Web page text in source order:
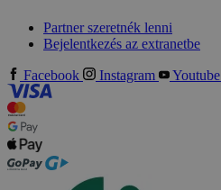
Partner szeretnék lenni
Bejelentkezés az extranetbe
Facebook Instagram Youtube